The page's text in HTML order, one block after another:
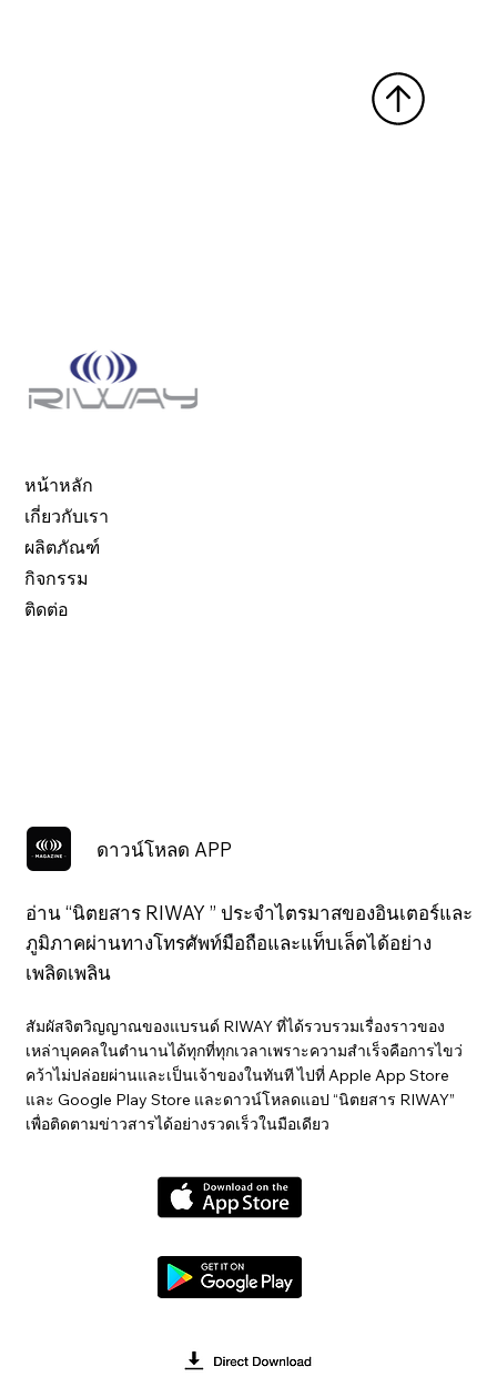
หน้าหลัก
เกี่ยวกับเรา
ผลิตภัณฑ์
กิจกรรม
ติดต่อ
ดาวน์โหลด APP
อ่าน “นิตยสาร RIWAY ” ประจำไตรมาสของอินเตอร์และ
ภูมิภาคผ่านทางโทรศัพท์มือถือและแท็บเล็ตได้อย่าง
เพลิดเพลิน
สัมผัสจิตวิญญาณของแบรนด์ RIWAY ที่ได้รวบรวมเรื่องราวของ
เหล่าบุคคลในตำนานได้ทุกที่ทุกเวลาเพราะความสำเร็จคือการไขว่
คว้าไม่ปล่อยผ่านและเป็นเจ้าของในทันที ไปที่ Apple App Store
และ Google Play Store และดาวน์โหลดแอป “นิตยสาร RIWAY”
เพื่อติดตามข่าวสารได้อย่างรวดเร็วในมือเดียว